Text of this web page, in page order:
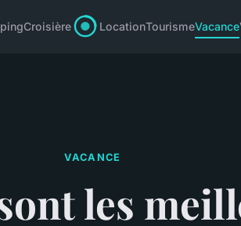
Croisière LocationTourismeVacance
VACANCE
les